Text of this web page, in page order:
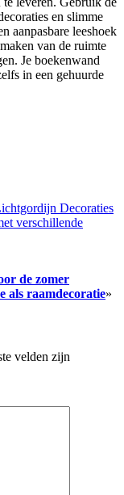
en slimme
aanpasbare leeshoek
van de ruimte
Je boekenwand
in een gehuurde
Decoraties
verschillende
de zomer
als raamdecoratie»
velden zijn